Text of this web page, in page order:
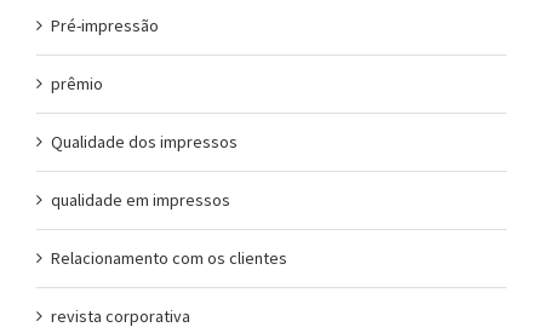
Pré-impressão
prêmio
Qualidade dos impressos
qualidade em impressos
Relacionamento com os clientes
revista corporativa